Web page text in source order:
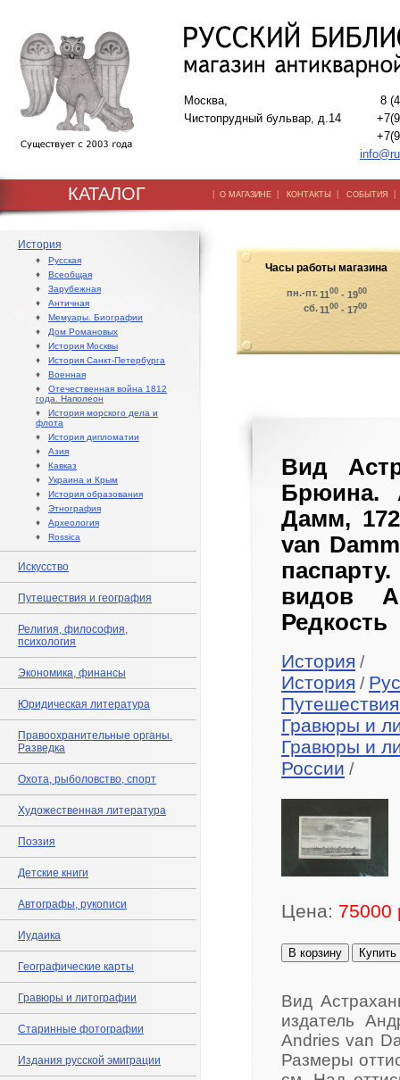
Москва,
Чистопрудный бульвар, д.14
8
КАТАЛОГ | О МАГАЗИНЕ | КОНТАКТЫ | СОБЫТИЯ
История
♦ Русская
♦ Всеобщая
♦ Зарубежная
♦ Античная
♦ Мемуары. Биографии
♦ Дом Романовых
♦ История Москвы
♦ История Санкт-Петербурга
♦ Военная
♦ Отечественная война 1812
года. Наполеон
♦ История морского дела и
флота
♦ История дипломатии
♦ Азия
♦ Кавказ
♦ Украина и Крым
♦ История образования
♦ Этнография
♦ Археология
♦ Rossica
Искусство
Путешествия и география
Религия, философия,
психология
Экономика, финансы
Юридическая литература
Правоохранительные органы.
Разведка
Охота, рыболовство, спорт
Художественная литература
Поэзия
Детские книги
Автографы, рукописи
Иудаика
Географические карты
Гравюры и литографии
Старинные фотографии
Издания русской эмиграции
Часы работы магазина
пн.-пт.1100 - 1900
сб.1100 - 1700
Вид
Брюина.
Дамм,
van
видов
Редкость
История /
История /
Гравюры и
Гравюры и
России /
Цена: 75000
В корзину Купить
Вид
издатель
Andries van
Размеры